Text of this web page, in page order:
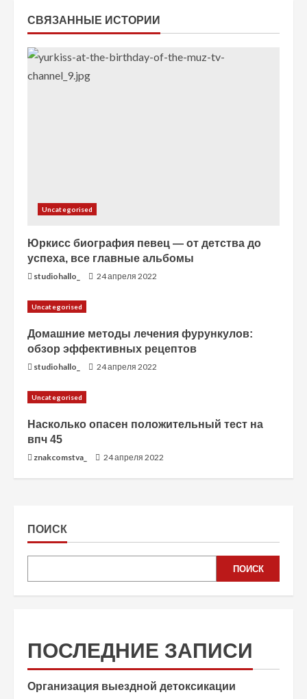
ч
т
е
СВЯЗАННЫЕ ИСТОРИИ
Uncategorised
Юркисс биография певец — от детства до
успеха, все главные альбомы
studiohallo_ 24 апреля 2022
Uncategorised
Домашние методы лечения фурункулов:
обзор эффективных рецептов
studiohallo_ 24 апреля 2022
Uncategorised
Насколько опасен положительный тест на
впч 45
znakcomstva_ 24 апреля 2022
ПОИСК
ПОИСК
ПОСЛЕДНИЕ ЗАПИСИ
Организация выездной детоксикации